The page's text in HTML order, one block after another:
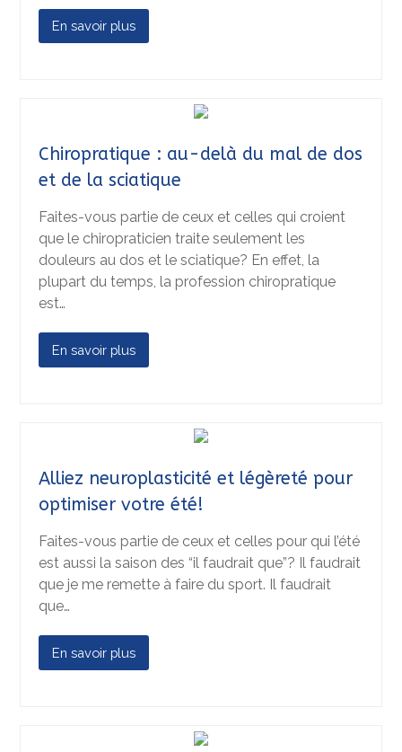
En savoir plus
Chiropratique : au-delà du mal de dos
et de la sciatique
Faites-vous partie de ceux et celles qui croient
que le chiropraticien traite seulement les
douleurs au dos et le sciatique? En effet, la
plupart du temps, la profession chiropratique
est…
En savoir plus
Alliez neuroplasticité et légèreté pour
optimiser votre été!
Faites-vous partie de ceux et celles pour qui l’été
est aussi la saison des “il faudrait que”? Il faudrait
que je me remette à faire du sport. Il faudrait
que…
En savoir plus